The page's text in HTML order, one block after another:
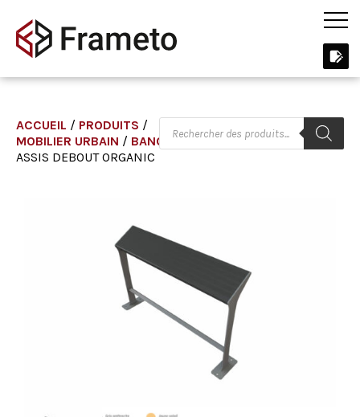
ACCUEIL / PRODUITS /
MOBILIER URBAIN / BANC
/
ASSIS DEBOUT ORGANIC